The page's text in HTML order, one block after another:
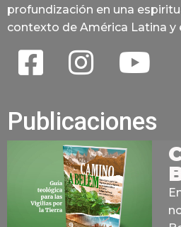
profundización en una
contexto de América Latina y
Publicaciones